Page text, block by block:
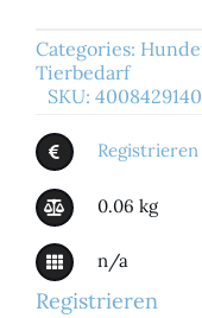
Categories:
Tierbedarf
SKU:
Registrieren
0.06 kg
n/a
Registrieren